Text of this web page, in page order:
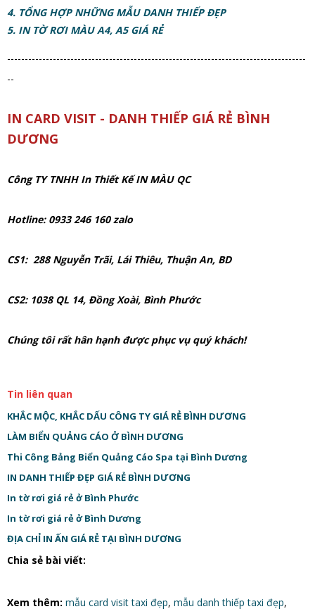
4. TỔNG HỢP NHỮNG MẪU DANH THIẾP ĐẸP
5. IN TỜ RƠI MÀU A4, A5 GIÁ RẺ
-------------------------------------------------------------------------------------
--
IN CARD VISIT - DANH THIẾP GIÁ RẺ BÌNH
DƯƠNG
Công TY TNHH In Thiết Kế IN MÀU QC
Hotline: 0933 246 160 zalo
CS1: 288 Nguyễn Trãi, Lái Thiêu, Thuận An, BD
CS2: 1038 QL 14, Đồng Xoài, Bình Phước
Chúng tôi rất hân hạnh được phục vụ quý khách!
Tin liên quan
KHẮC MỘC, KHẮC DẤU CÔNG TY GIÁ RẺ BÌNH DƯƠNG
LÀM BIỂN QUẢNG CÁO Ở BÌNH DƯƠNG
Thi Công Bảng Biển Quảng Cáo Spa tại Bình Dương
IN DANH THIẾP ĐẸP GIÁ RẺ BÌNH DƯƠNG
In tờ rơi giá rẻ ở Bình Phước
In tờ rơi giá rẻ ở Bình Dương
ĐỊA CHỈ IN ẤN GIÁ RẺ TẠI BÌNH DƯƠNG
Chia sẻ bài viết:
Xem thêm: mẫu card visit taxi đẹp, mẫu danh thiếp taxi đẹp,